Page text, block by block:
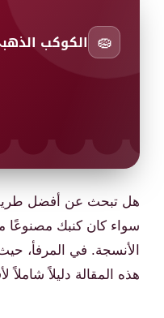
🧽 الكوكب
هل تبحث عن أفضل
سواء كان كنبك مصنوعًا
الأنسجة. في المرفأ،
هذه المقالة دليلاً